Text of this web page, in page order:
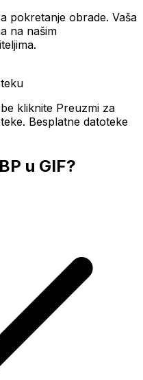
pokretanje obrade. Vaša
na našim
kliknite Preuzmi za
Besplatne datoteke
u GIF?